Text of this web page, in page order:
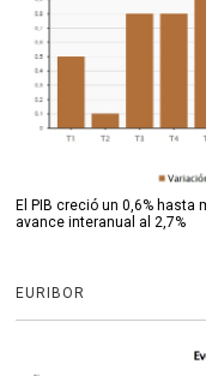
El PIB creció un 0,6%
avance interanual al 2,7%
EURIBOR